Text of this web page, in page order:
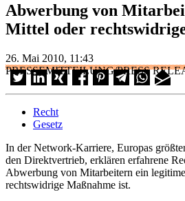
Abwerbung von
Mittel oder
26. Mai 2010, 11:43
PRESSEMITTEILUNG/PRESS
Recht
Gesetz
In der Network-Karriere, Europas
den Direktvertrieb, erklären erfahrene
Abwerbung von Mitarbeitern ein
rechtswidrige Maßnahme ist.